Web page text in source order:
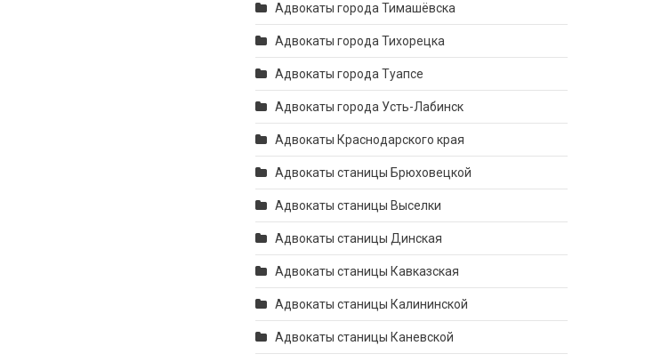
Адвокаты города Тимашёвска
Адвокаты города Тихорецка
Адвокаты города Туапсе
Адвокаты города Усть-Лабинск
Адвокаты Краснодарского края
Адвокаты станицы Брюховецкой
Адвокаты станицы Выселки
Адвокаты станицы Динская
Адвокаты станицы Кавказская
Адвокаты станицы Калининской
Адвокаты станицы Каневской